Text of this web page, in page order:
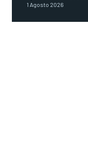
1 Agosto 2026